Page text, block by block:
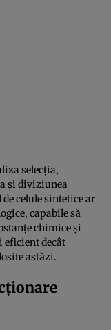
selecția,
și diviziunea
celule sintetice ar
capabile să
chimice și
eficient decât
astăzi.